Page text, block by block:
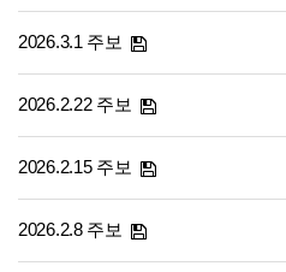
2026.3.1 주보
2026.2.22 주보
2026.2.15 주보
2026.2.8 주보